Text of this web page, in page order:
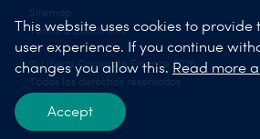
Sitemap
Terms & Conditions
© Liberty Corporate Finance 2026
Todos los derechos reservados
This website uses cookies to provide
user experience. If you continue
changes you allow this. Read more
Accept